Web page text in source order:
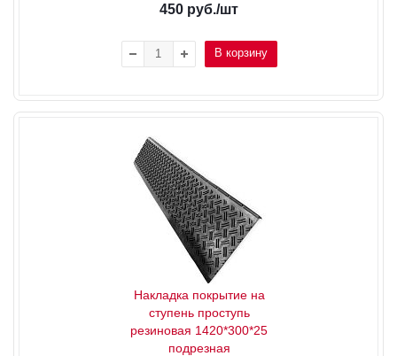
450 руб./шт
В корзину
Накладка покрытие на
ступень проступь
резиновая 1420*300*25
подрезная